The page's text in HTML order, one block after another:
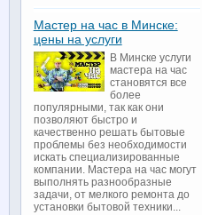
Мастер на час в Минске:
цены на услуги
В Минске услуги
мастера на час
становятся все
более
популярными, так как они
позволяют быстро и
качественно решать бытовые
проблемы без необходимости
искать специализированные
компании. Мастера на час могут
выполнять разнообразные
задачи, от мелкого ремонта до
установки бытовой техники...